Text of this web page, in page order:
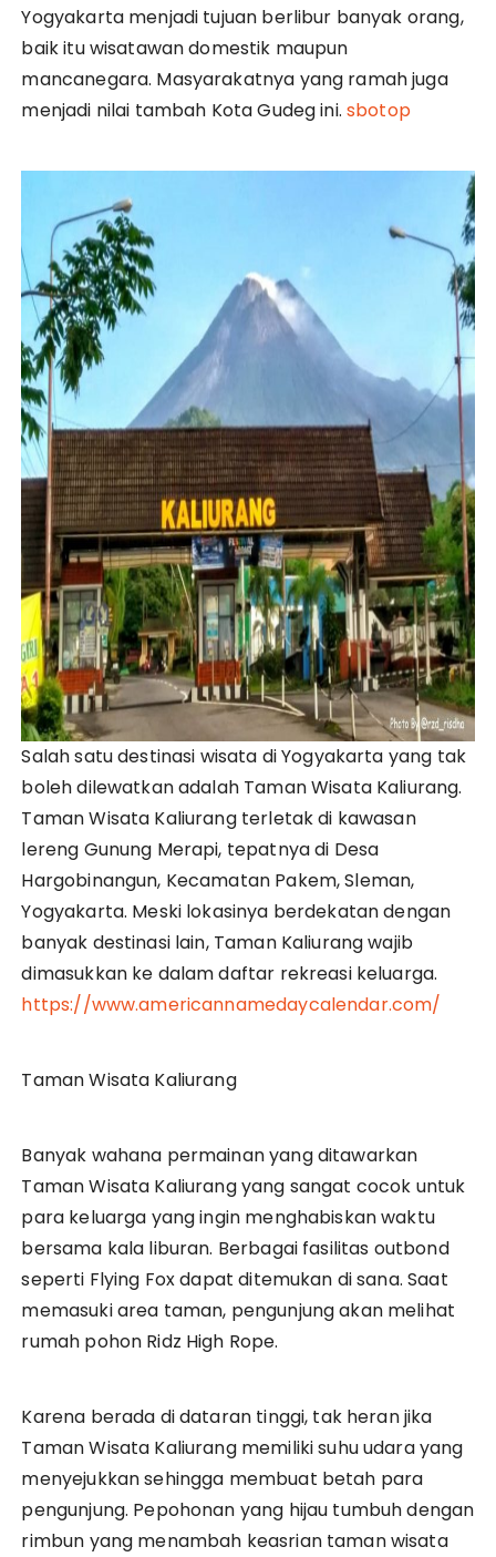
Yogyakarta menjadi tujuan berlibur banyak orang,
baik itu wisatawan domestik maupun
mancanegara. Masyarakatnya yang ramah juga
menjadi nilai tambah Kota Gudeg ini.sbotop
Salah satu destinasi wisata di Yogyakarta yang tak
boleh dilewatkan adalah Taman Wisata Kaliurang.
Taman Wisata Kaliurang terletak di kawasan
lereng Gunung Merapi, tepatnya di Desa
Hargobinangun, Kecamatan Pakem, Sleman,
Yogyakarta. Meski lokasinya berdekatan dengan
banyak destinasi lain, Taman Kaliurang wajib
dimasukkan ke dalam daftar rekreasi keluarga.
https://www.americannamedaycalendar.com/
Taman Wisata Kaliurang
Banyak wahana permainan yang ditawarkan
Taman Wisata Kaliurang yang sangat cocok untuk
para keluarga yang ingin menghabiskan waktu
bersama kala liburan. Berbagai fasilitas outbond
seperti Flying Fox dapat ditemukan di sana. Saat
memasuki area taman, pengunjung akan melihat
rumah pohon Ridz High Rope.
Karena berada di dataran tinggi, tak heran jika
Taman Wisata Kaliurang memiliki suhu udara yang
menyejukkan sehingga membuat betah para
pengunjung. Pepohonan yang hijau tumbuh dengan
rimbun yang menambah keasrian taman wisata